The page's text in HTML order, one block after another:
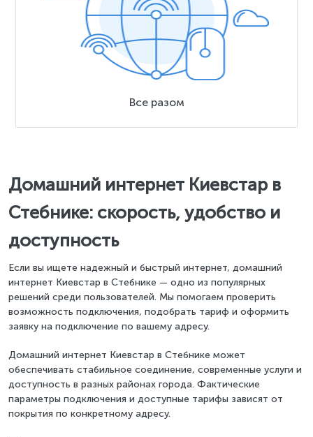
Все разом
Домашний интернет Киевстар в
Стебнике: скорость, удобство и
доступность
Если вы ищете надежный и быстрый интернет, домашний
интернет Киевстар в Стебнике — одно из популярных
решений среди пользователей. Мы помогаем проверить
возможность подключения, подобрать тариф и оформить
заявку на подключение по вашему адресу.
Домашний интернет Киевстар в Стебнике может
обеспечивать стабильное соединение, современные услуги и
доступность в разных районах города. Фактические
параметры подключения и доступные тарифы зависят от
покрытия по конкретному адресу.